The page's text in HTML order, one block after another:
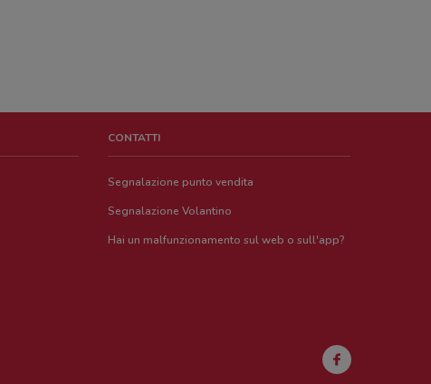
CONTATTI
Segnalazione punto vendita
Segnalazione Volantino
Hai un malfunzionamento sul web o sull'app?